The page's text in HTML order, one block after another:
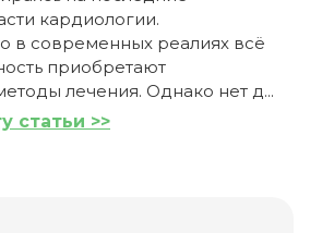
кардиологии.
в современных реалиях всё
приобретают
лечения. Однако нет д...
статьи >>